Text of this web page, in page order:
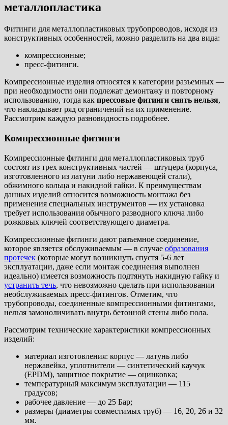
металлопластика
Фитинги для металлопластиковых трубопроводов, исходя из
конструктивных особенностей, можно разделить на два вида:
компрессионные;
пресс-фитинги.
Компрессионные изделия относятся к категории разъемных —
при необходимости они подлежат демонтажу и повторному
использованию, тогда как прессовые фитинги снять нельзя,
что накладывает ряд ограничений на их применение.
Рассмотрим каждую разновидность подробнее.
Компрессионные фитинги
Компрессионные фитинги для металлопластиковых труб
состоят из трех конструктивных частей — штуцера (корпуса,
изготовленного из латуни либо нержавеющей стали),
обжимного кольца и накидной гайки. К преимуществам
данных изделий относится возможность монтажа без
применения специальных инструментов — их установка
требует использования обычного разводного ключа либо
рожковых ключей соответствующего диаметра.
Компрессионные фитинги дают разъемное соединение,
которое является обслуживаемым — в случае образования
протечек (которые могут возникнуть спустя 5-6 лет
эксплуатации, даже если монтаж соединения выполнен
идеально) имеется возможность подтянуть накидную гайку и
устранить течь, что невозможно сделать при использовании
необслуживаемых пресс-фитингов. Отметим, что
трубопроводы, соединенные компрессионными фитингами,
нельзя замоноличивать внутрь бетонной стены либо пола.
Рассмотрим технические характеристики компрессионных
изделий:
материал изготовления: корпус — латунь либо
нержавейка, уплотнители — синтетический каучук
(EPDM), защитное покрытие — оцинковка;
температурный максимум эксплуатации — 115
градусов;
рабочее давление — до 25 Бар;
размеры (диаметры совместимых труб) — 16, 20, 26 и 32
мм.